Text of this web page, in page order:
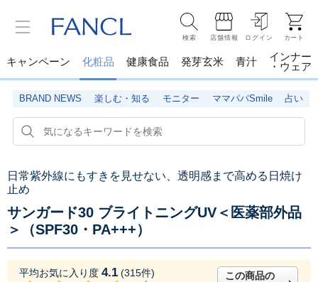
検索 店舗情報 ログイン カート
キャンペーン 化粧品 健康食品 発芽玄米 青汁
インナー
・ウェア
BRAND NEWS 楽しむ・知る モニター ママパパSmile 占い
日常紫外線にもすきを見せない、透明感まで高める日焼け
止め
サンガード30 ブライトニングUV＜医薬部外品
＞（SPF30・PA+++）
平均お気に入り度 4.1 (315件)
この商品の